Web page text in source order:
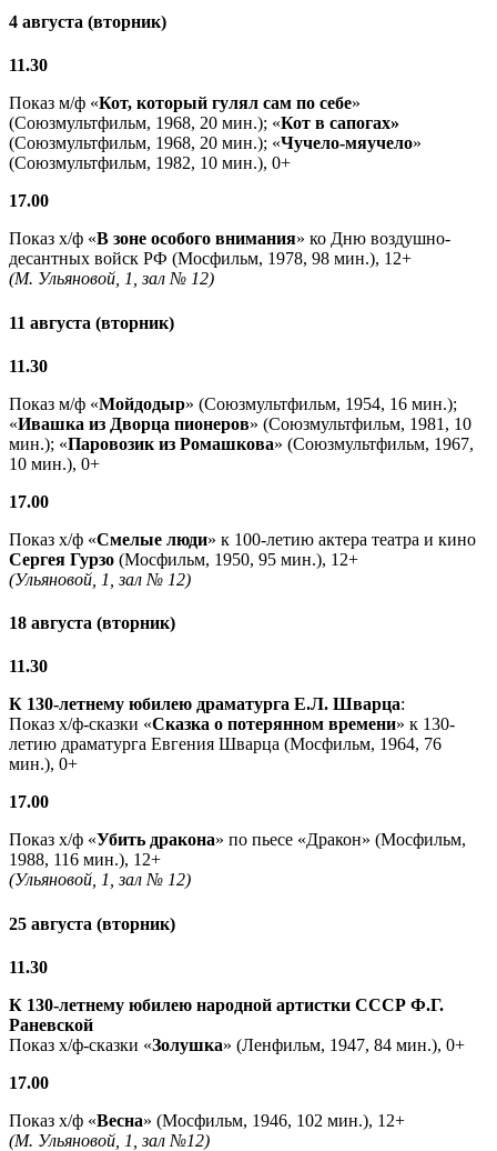
4 августа (вторник)
11.30
Показ м/ф «Кот, который гулял сам по себе»
(Союзмультфильм, 1968, 20 мин.); «Кот в сапогах»
(Союзмультфильм, 1968, 20 мин.); «Чучело-мяучело»
(Союзмультфильм, 1982, 10 мин.), 0+
17.00
Показ х/ф «В зоне особого внимания» ко Дню воздушно-
десантных войск РФ (Мосфильм, 1978, 98 мин.), 12+
(М. Ульяновой, 1, зал № 12)
11 августа (вторник)
11.30
Показ м/ф «Мойдодыр» (Союзмультфильм, 1954, 16 мин.);
«Ивашка из Дворца пионеров» (Союзмультфильм, 1981, 10
мин.); «Паровозик из Ромашкова» (Союзмультфильм, 1967,
10 мин.), 0+
17.00
Показ х/ф «Смелые люди» к 100-летию актера театра и кино
Сергея Гурзо (Мосфильм, 1950, 95 мин.), 12+
(Ульяновой, 1, зал № 12)
18 августа (вторник)
11.30
К 130-летнему юбилею драматурга Е.Л. Шварца:
Показ х/ф-сказки «Сказка о потерянном времени» к 130-
летию драматурга Евгения Шварца (Мосфильм, 1964, 76
мин.), 0+
17.00
Показ х/ф «Убить дракона» по пьесе «Дракон» (Мосфильм,
1988, 116 мин.), 12+
(Ульяновой, 1, зал № 12)
25 августа (вторник)
11.30
К 130-летнему юбилею народной артистки СССР Ф.Г.
Раневской
Показ х/ф-сказки «Золушка» (Ленфильм, 1947, 84 мин.), 0+
17.00
Показ х/ф «Весна» (Мосфильм, 1946, 102 мин.), 12+
(М. Ульяновой, 1, зал №12)